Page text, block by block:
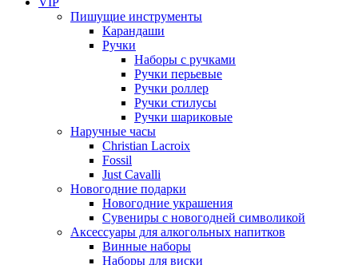
Пишущие инструменты
Карандаши
Ручки
Наборы с ручками
Ручки перьевые
Ручки роллер
Ручки стилусы
Ручки шариковые
Наручные часы
Christian Lacroix
Fossil
Just Cavalli
Новогодние подарки
Новогодние украшения
Сувениры с новогодней символикой
Аксессуары для алкогольных напитков
Винные наборы
Наборы для виски